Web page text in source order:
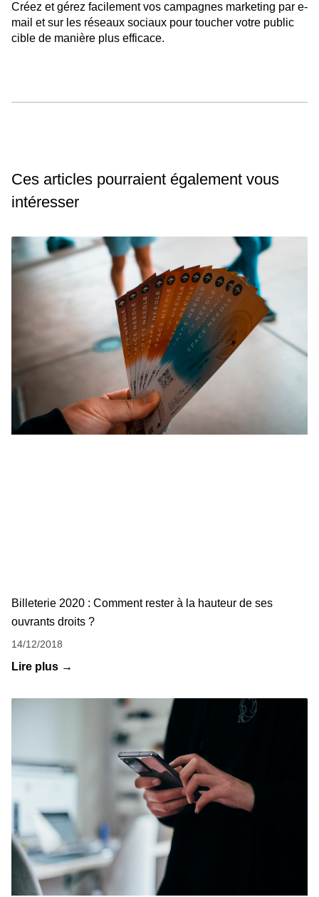
Créez et gérez facilement vos campagnes marketing par e-
mail et sur les réseaux sociaux pour toucher votre public
cible de manière plus efficace.
Ces articles pourraient également vous
intéresser
Billeterie 2020 : Comment rester à la hauteur de ses
ouvrants droits ?
14/12/2018
Lire plus →